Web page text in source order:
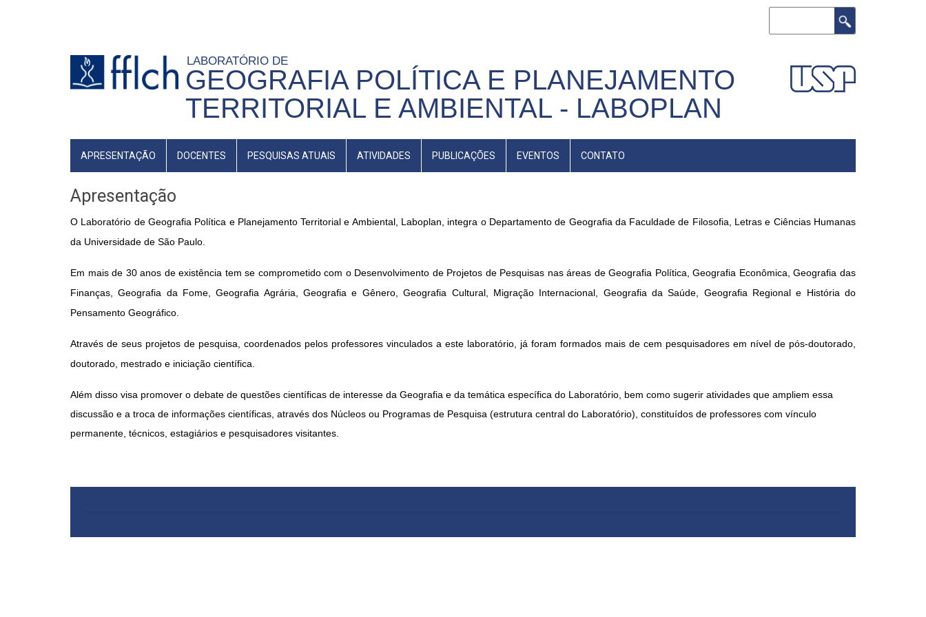
LABORATÓRIO DE
GEOGRAFIA POLÍTICA E PLANEJAMENTO
TERRITORIAL E AMBIENTAL - LABOPLAN
NAVEGAÇÃO
APRESENTAÇÃO DOCENTES PESQUISAS ATUAIS ATIVIDADES PUBLICAÇÕES EVENTOS CONTATO
Apresentação
O Laboratório de Geografia Política e Planejamento Territorial e Ambiental, Laboplan, integra o Departamento de Geografia da Faculdade de Filosofia, Letras e Ciências Humanas
da Universidade de São Paulo.
Em mais de 30 anos de existência tem se comprometido com o Desenvolvimento de Projetos de Pesquisas nas áreas de Geografia Política, Geografia Econômica, Geografia das
Finanças, Geografia da Fome, Geografia Agrária, Geografia e Gênero, Geografia Cultural, Migração Internacional, Geografia da Saúde, Geografia Regional e História do
Pensamento Geográfico.
Através de seus projetos de pesquisa, coordenados pelos professores vinculados a este laboratório, já foram formados mais de cem pesquisadores em nível de pós-doutorado,
doutorado, mestrado e iniciação científica.
Além disso visa promover o debate de questões científicas de interesse da Geografia e da temática específica do Laboratório, bem como sugerir atividades que ampliem essa
discussão e a troca de informações científicas, através dos Núcleos ou Programas de Pesquisa (estrutura central do Laboratório), constituídos de professores com vínculo
permanente, técnicos, estagiários e pesquisadores visitantes.